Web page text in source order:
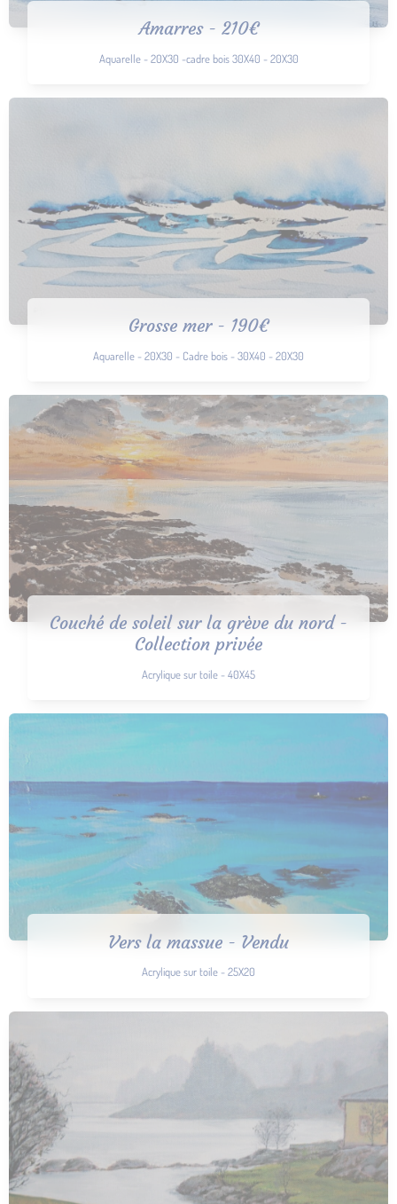
Amarres - 210€
Aquarelle - 20X30 -cadre bois 30X40 - 20X30
Grosse mer - 190€
Aquarelle - 20X30 - Cadre bois - 30X40 - 20X30
Couché de soleil sur la grève du nord -
Collection privée
Acrylique sur toile - 40X45
Vers la massue - Vendu
Acrylique sur toile - 25X20